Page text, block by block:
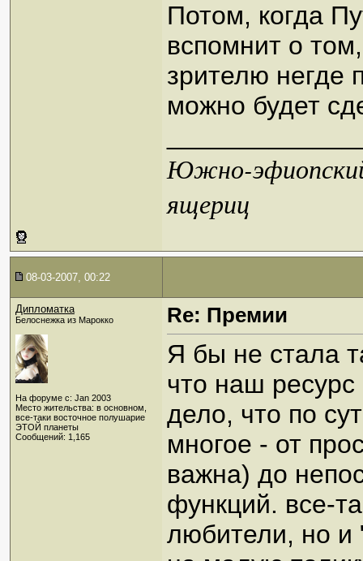
Потом, когда
вспомнит о
зрителю негде
можно будет
Южно-эфиопский
ящериц
08-03-2007, 00:22
Дипломатка
Белоснежка из Марокко
На форуме с: Jan 2003
Место жительства: в основном,
все-таки восточное полушарие
ЭТОЙ планеты
Сообщений: 1,165
Re: Премии
Я бы не стала
что наш
дело, что по
многое - от
важна) до
функций. все-
любители, но и